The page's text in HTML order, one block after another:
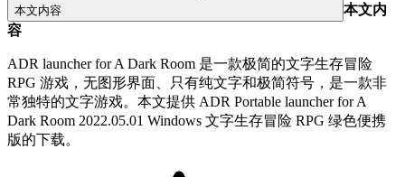
本文内容
本文内
容
ADR launcher for A Dark Room 是一款极简的文字生存冒险
RPG 游戏，无图形界面、只有纯文字和极简符号，是一款非
常独特的文字游戏。本文提供 ADR Portable launcher for A
Dark Room 2022.05.01 Windows 文字生存冒险 RPG 绿色便携
版的下载。